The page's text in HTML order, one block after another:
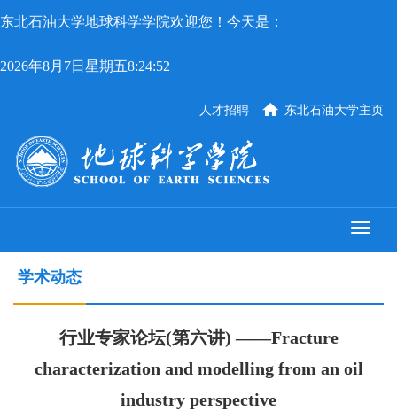
东北石油大学地球科学学院欢迎您！今天是：
2026年8月7日星期五8:24:52
东北石油大学主页
人才招聘
学术动态
行业专家论坛(第六讲) ——Fracture
characterization and modelling from an oil
industry perspective